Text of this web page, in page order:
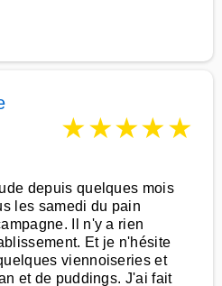
★★★★★
depuis quelques mois
les samedi du pain
Il n'y a rien
Et je n'hésite
viennoiseries et
et de puddings. J'ai fait